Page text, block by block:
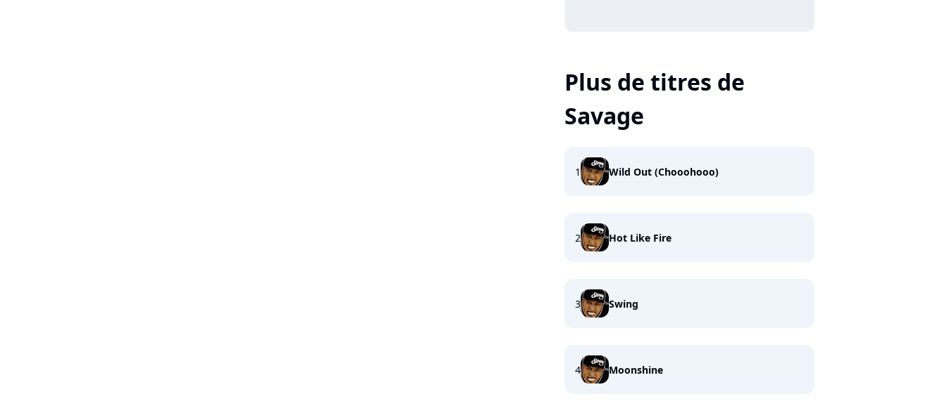
Plus de titres de
Savage
1 Wild Out (Chooohooo)
2 Hot Like Fire
3 Swing
4 Moonshine